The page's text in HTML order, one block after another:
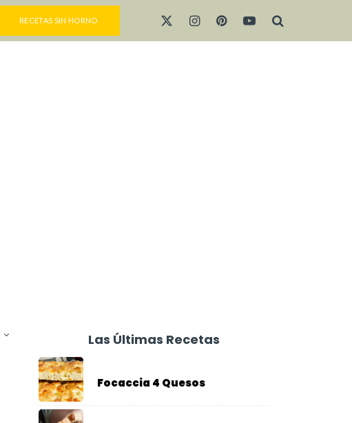
RECETAS SIN HORNO
Las Últimas Recetas
Focaccia 4 Quesos